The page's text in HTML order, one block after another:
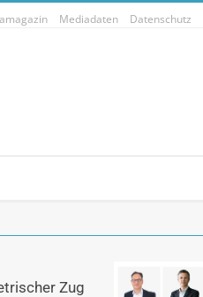
Mediadaten Datenschutz
Zug